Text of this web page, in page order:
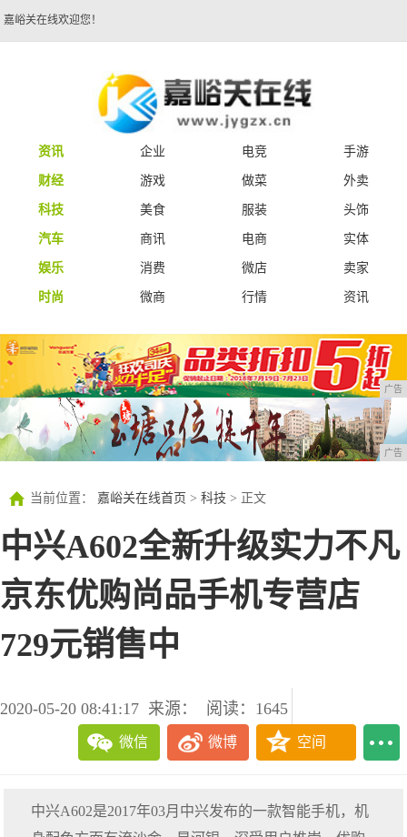
嘉峪关在线欢迎您！
资讯 企业 电竞
手游
财经
游戏 做菜
外卖
科技
美食 服装
头饰
汽车
商讯 电商
实体
娱乐
消费 微店
卖家
时尚
微商 行情 资讯
广告
广告
当前位置： 嘉峪关在线首页 > 科技 > 正文
中兴A602全新升级实力不凡
京东优购尚品手机专营店
729元销售中
2020-05-20 08:41:17 来源： 阅读：1645
微信 微博 空间
中兴A602是2017年03月中兴发布的一款智能手机，机